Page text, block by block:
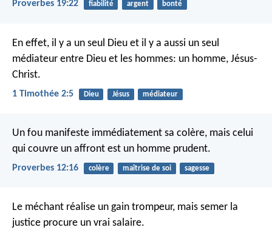
Proverbes 19:22 fiabilité argent bonté
En effet, il y a un seul Dieu et il y a aussi un seul
médiateur entre Dieu et les hommes: un homme, Jésus-
Christ.
1 Timothée 2:5 Dieu Jésus médiateur
Un fou manifeste immédiatement sa colère, mais celui
qui couvre un affront est un homme prudent.
Proverbes 12:16 colère maîtrise de soi sagesse
Le méchant réalise un gain trompeur, mais semer la
justice procure un vrai salaire.